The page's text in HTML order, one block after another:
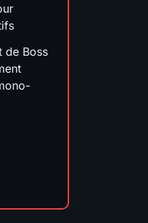
de Boss